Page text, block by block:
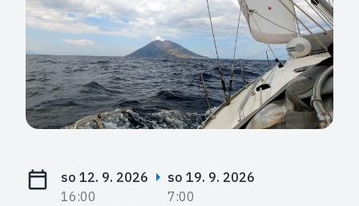
so 12. 9. 2026
16:00
so 19. 9. 2026
7:00